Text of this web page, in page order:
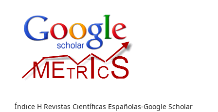
Índice H Revistas Científicas Españolas-Google Scholar